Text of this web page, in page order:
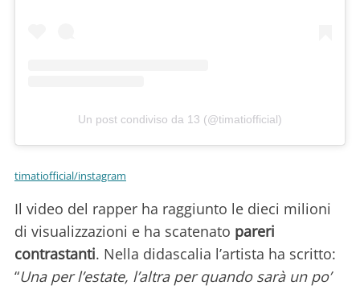
Un post condiviso da 13 (@timatiofficial)
timatiofficial/instagram
Il video del rapper ha raggiunto le dieci milioni
di visualizzazioni e ha scatenato pareri
contrastanti. Nella didascalia l’artista ha scritto:
“Una per l’estate, l’altra per quando sarà un po’